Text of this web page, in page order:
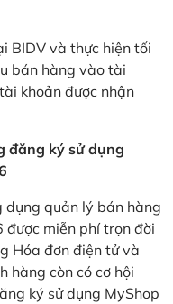
BIDV và thực hiện tối
bán hàng vào tài
khoản được nhận
đăng ký sử dụng
dụng quản lý bán hàng
miễn phí trọn đời
Hóa đơn điện tử và
hàng còn có cơ hội
ký sử dụng MyShop